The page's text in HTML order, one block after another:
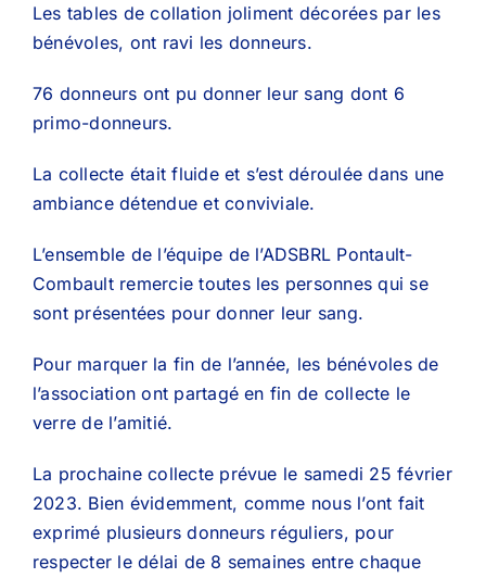
Les tables de collation joliment décorées par les
bénévoles, ont ravi les donneurs.
76 donneurs ont pu donner leur sang dont 6
primo-donneurs.
La collecte était fluide et s’est déroulée dans une
ambiance détendue et conviviale.
L’ensemble de l’équipe de l’ADSBRL Pontault-
Combault remercie toutes les personnes qui se
sont présentées pour donner leur sang.
Pour marquer la fin de l’année, les bénévoles de
l’association ont partagé en fin de collecte le
verre de l’amitié.
La prochaine collecte prévue le samedi 25 février
2023. Bien évidemment, comme nous l’ont fait
exprimé plusieurs donneurs réguliers, pour
respecter le délai de 8 semaines entre chaque